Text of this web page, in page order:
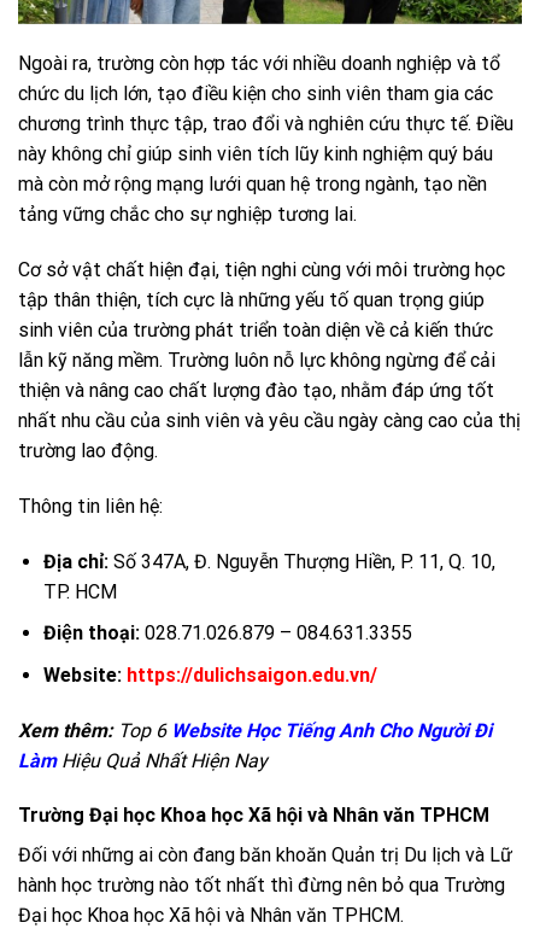
Ngoài ra, trường còn hợp tác với nhiều doanh nghiệp và tổ
chức du lịch lớn, tạo điều kiện cho sinh viên tham gia các
chương trình thực tập, trao đổi và nghiên cứu thực tế. Điều
này không chỉ giúp sinh viên tích lũy kinh nghiệm quý báu
mà còn mở rộng mạng lưới quan hệ trong ngành, tạo nền
tảng vững chắc cho sự nghiệp tương lai.
Cơ sở vật chất hiện đại, tiện nghi cùng với môi trường học
tập thân thiện, tích cực là những yếu tố quan trọng giúp
sinh viên của trường phát triển toàn diện về cả kiến thức
lẫn kỹ năng mềm. Trường luôn nỗ lực không ngừng để cải
thiện và nâng cao chất lượng đào tạo, nhằm đáp ứng tốt
nhất nhu cầu của sinh viên và yêu cầu ngày càng cao của thị
trường lao động.
Thông tin liên hệ:
Địa chỉ:Số 347A, Đ. Nguyễn Thượng Hiền, P. 11, Q. 10,
TP. HCM
Điện thoại:028.71.026.879 – 084.631.3355
Website: https://dulichsaigon.edu.vn/
Xem thêm:Top 6 Website Học Tiếng Anh Cho Người Đi
Làm Hiệu Quả Nhất Hiện Nay
Trường Đại học Khoa học Xã hội và Nhân văn TPHCM
Đối với những ai còn đang băn khoăn Quản trị Du lịch và Lữ
hành học trường nào tốt nhất thì đừng nên bỏ qua Trường
Đại học Khoa học Xã hội và Nhân văn TPHCM.